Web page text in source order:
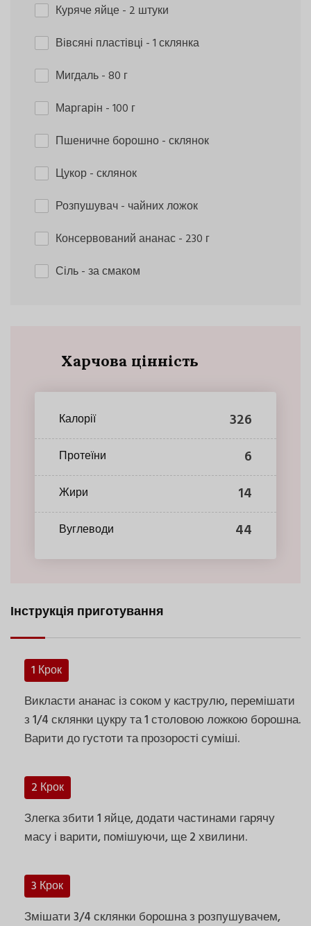
Куряче яйце- 2 штуки
Вівсяні пластівці - 1 склянка
Мигдаль- 80 г
Маргарін - 100 г
Пшеничне борошно- склянок
Цукор- склянок
Розпушувач- чайних ложок
Консервований ананас- 230 г
Сіль- за смаком
Харчова цінність
Калорії 326
Протеїни 6
Жири 14
Вуглеводи 44
Інструкція приготування
1 Крок
Викласти ананас із соком у каструлю, перемішати
з 1/4 склянки цукру та 1 столовою ложкою борошна.
Варити до густоти та прозорості суміші.
2 Крок
Злегка збити 1 яйце, додати частинами гарячу
масу і варити, помішуючи, ще 2 хвилини.
3 Крок
Змішати 3/4 склянки борошна з розпушувачем,